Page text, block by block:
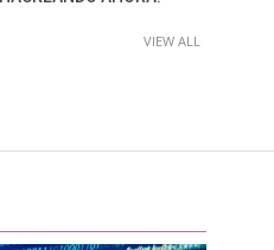
VIEW ALL